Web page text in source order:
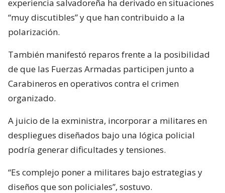
experiencia salvadoreña ha derivado en situaciones
“muy discutibles” y que han contribuido a la
polarización.
También manifestó reparos frente a la posibilidad
de que las Fuerzas Armadas participen junto a
Carabineros en operativos contra el crimen
organizado.
A juicio de la exministra, incorporar a militares en
despliegues diseñados bajo una lógica policial
podría generar dificultades y tensiones.
“Es complejo poner a militares bajo estrategias y
diseños que son policiales”, sostuvo.